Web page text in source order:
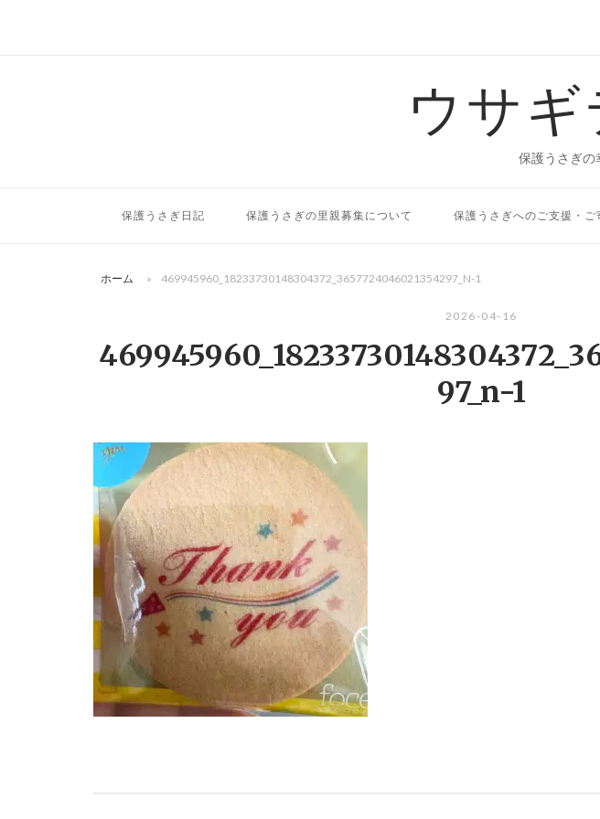
ウサ
保護うさぎの
保護うさぎ日記 保護うさぎの里親募集について 保護うさぎへのご支援・ご
ホーム » 469945960_18233730148304372_3657724046021354297_N-1
2026-04-16
97_n-1